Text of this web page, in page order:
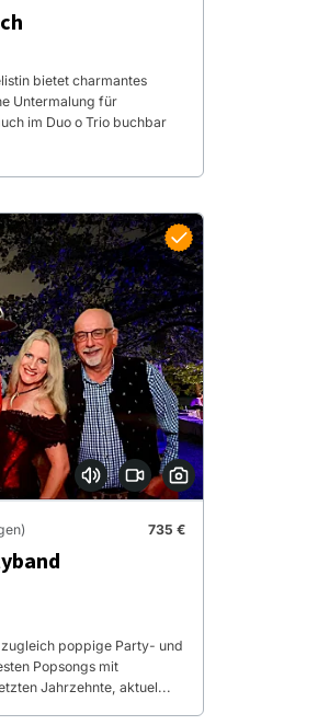
bietet charmantes
Untermalung für
im Duo o Trio buchbar
735 €
poppige Party- und
Popsongs mit
Jahrzehnte, aktuel...